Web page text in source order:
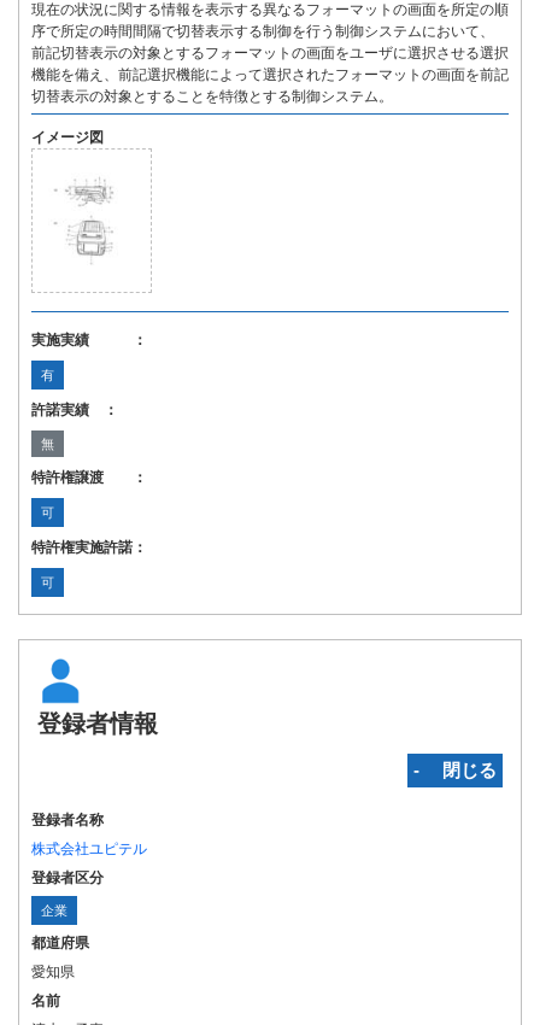
現在の状況に関する情報を表示する異なるフォーマットの画面を所定の順
序で所定の時間間隔で切替表示する制御を行う制御システムにおいて、
前記切替表示の対象とするフォーマットの画面をユーザに選択させる選択
機能を備え、前記選択機能によって選択されたフォーマットの画面を前記
切替表示の対象とすることを特徴とする制御システム。
イメージ図
実施実績 ：
有
許諾実績 ：
無
特許権譲渡 ：
可
特許権実施許諾：
可
登録者情報
‐ 閉じる
登録者名称
株式会社ユピテル
登録者区分
企業
都道府県
愛知県
名前